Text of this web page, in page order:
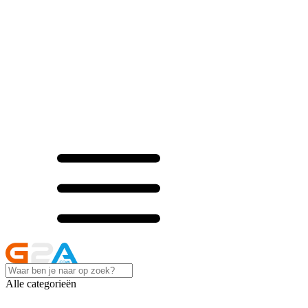
Alle categorieën